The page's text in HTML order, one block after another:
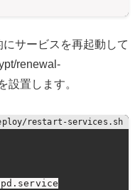
サービスを再起動して
renewal-
設置します。